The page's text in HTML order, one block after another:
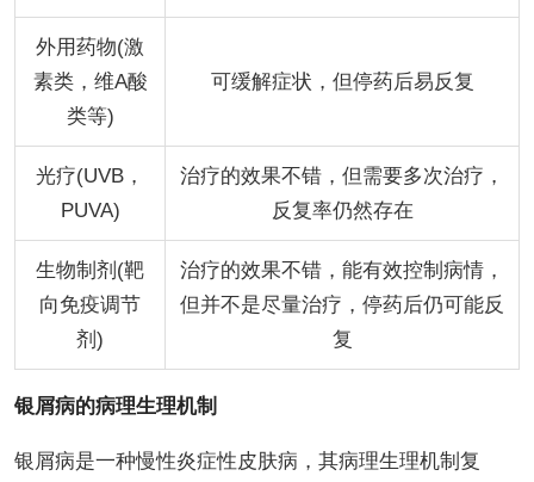
外用药物(激
素类，维A酸
类等)
可缓解症状，但停药后易反复
光疗(UVB，
PUVA)
治疗的效果不错，但需要多次治疗，
反复率仍然存在
生物制剂(靶
向免疫调节
剂)
治疗的效果不错，能有效控制病情，
但并不是尽量治疗，停药后仍可能反
复
银屑病的病理生理机制
银屑病是一种慢性炎症性皮肤病，其病理生理机制复